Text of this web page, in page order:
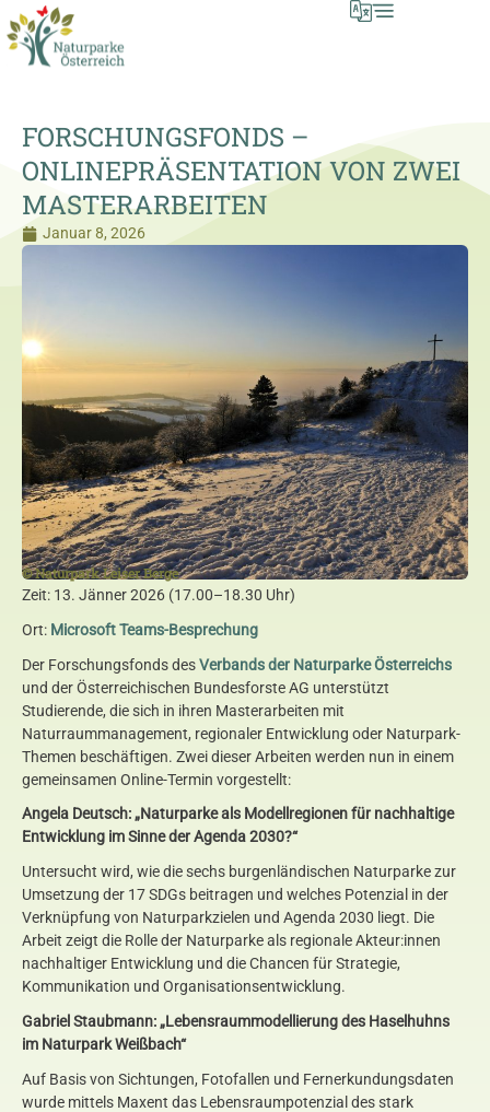
FORSCHUNGSFONDS –
ONLINEPRÄSENTATION VON ZWEI
MASTERARBEITEN
Januar 8, 2026
© Naturpark Leiser Berge
Zeit: 13. Jänner 2026 (17.00–18.30 Uhr)
Ort: Microsoft Teams-Besprechung
Der Forschungsfonds desVerbands der Naturparke Österreichs
und der Österreichischen Bundesforste AG unterstützt
Studierende, die sich in ihren Masterarbeiten mit
Naturraummanagement, regionaler Entwicklung oder Naturpark-
Themen beschäftigen. Zwei dieser Arbeiten werden nun in einem
gemeinsamen Online-Termin vorgestellt:
Angela Deutsch: „Naturparke als Modellregionen für nachhaltige
Entwicklung im Sinne der Agenda 2030?“
Untersucht wird, wie die sechs burgenländischen Naturparke zur
Umsetzung der 17 SDGs beitragen und welches Potenzial in der
Verknüpfung von Naturparkzielen und Agenda 2030 liegt. Die
Arbeit zeigt die Rolle der Naturparke als regionale Akteur:innen
nachhaltiger Entwicklung und die Chancen für Strategie,
Kommunikation und Organisationsentwicklung.
Gabriel Staubmann: „Lebensraummodellierung des Haselhuhns
im NaturparkWeißbach“
Auf Basis von Sichtungen, Fotofallen und Fernerkundungsdaten
wurde mittels Maxent das Lebensraumpotenzial des stark